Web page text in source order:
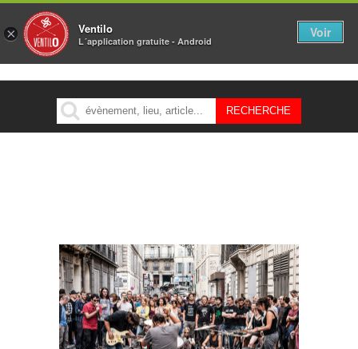
MENU
× Ventilo
L´application gratuite - Android
Voir